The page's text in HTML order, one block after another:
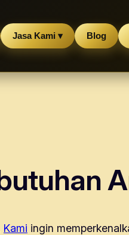
Jasa Kami ▾ Blog
Kami ingin